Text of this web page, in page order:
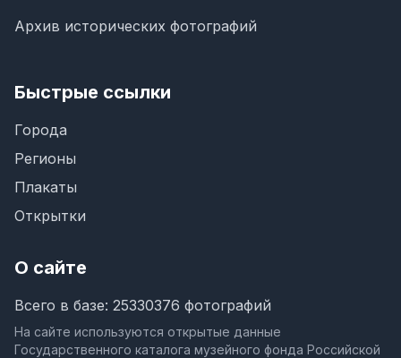
Архив исторических фотографий
Быстрые ссылки
Города
Регионы
Плакаты
Открытки
О сайте
Всего в базе: 25330376 фотографий
На сайте используются открытые данные
Государственного каталога музейного фонда Российской